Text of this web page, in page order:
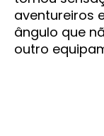
aventureiros
ângulo que
outro